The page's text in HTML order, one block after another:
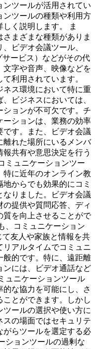
ンツールが活用されてい
ンツールの種類や利用方
く説明します。 ま
まざまな種類がありま
ビデオ会議ツール、
ービス）などがその代
字や音声、映像などを
利用されています。
ネス環境において特に重
ビジネスにおいては、
ションが不可欠です。チ
ーションは、業務の効率
す。また、ビデオ会議
離れた場所にいるメンバ
共有や意思決定を行う
ミュニケーションツー
特に近年のオンライン教
からでも効果的にコミ
なりました。ビデオ会議
提供や質問応答、ディ
質を向上させることがで
、コミュニケーション
友人や家族と情報を共
アルタイムでコミュニ
般的です。特に、遠距離
ンには、ビデオ通話など
ュニケーションツール
な協力を可能にし、さ
ことができます。しかし
ールの選択や使い方に
スの場面ではセキュリテ
がらツールを選定する必
ションツールの過剰な